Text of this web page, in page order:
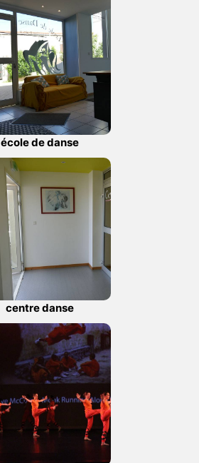
école de danse
centre danse